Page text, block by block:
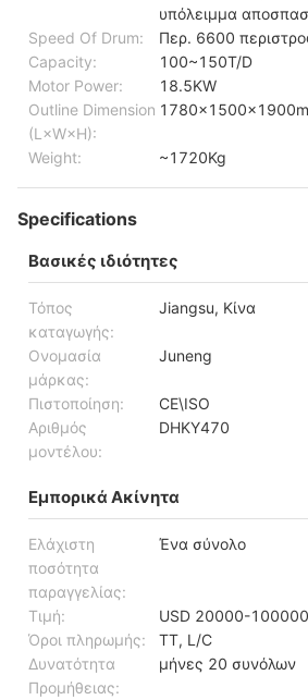
υπόλειμμα
Speed Of Drum:
Περ. 6600
Capacity:
100~150T/D
Motor Power:
18.5KW
Outline Dimension
(L×W×H):
Weight: ~1720Kg
Specifications
Βασικές ιδιότητες
Τόπος
καταγωγής:
Jiangsu, Κίνα
Ονομασία
μάρκας:
Juneng
Πιστοποίηση:
CE\ISO
Αριθμός
μοντέλου:
DHKY470
Εμπορικά Ακίνητα
Ελάχιστη
ποσότητα
παραγγελίας:
Ένα σύνολο
Τιμή:
USD 20000-
Όροι πληρωμής:
TT, L/C
Δυνατότητα
Προμήθειας:
μήνες 20 συνόλων